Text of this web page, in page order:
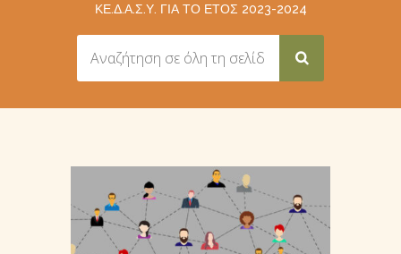
ΚΕ.Δ.Α.Σ.Υ. ΓΙΑ ΤΟ ΈΤΟΣ 2023-2024